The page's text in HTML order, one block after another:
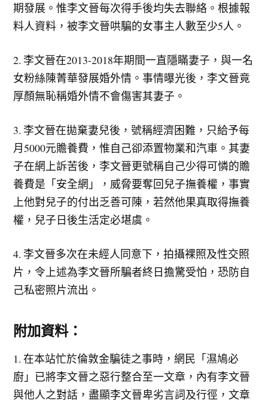
期發展。惟李文晉每次得手後均失去聯絡。根據報
料人資料，被李文晉哄騙的女事主人數至少5人。
2. 李文晉在2013-2018年期間一直隱瞞妻子，與一名
女粉絲陳菁華發展婚外情。事情曝光後，李文晉竟
厚顏無恥稱婚外情不會傷害其妻子。
3. 李文晉在拋棄妻兒後，號稱經濟困難，只給予每
月5000元贍養費，惟自己卻添置物業和汽車。其妻
子在網上訴苦後，李文晉更號稱自己少得可憐的贍
養費是「安全網」，威脅要奪回兒子撫養權，事實
上他對兒子的付出乏善可陳，若然他果真取得撫養
權，兒子日後生活定必堪虞。
4. 李文晉多次在未經人同意下，拍攝裸照及性交照
片，令上述為李文晉所騙者終日擔驚受怕，恐防自
己私密照片流出。
附加資料：
1. 在本站忙於倫敦金騙徒之事時，網民「濕鳩必
廚」已將李文晉之惡行整合至一文章，內有李文晉
與他人之對話，盡顯李文晉卑劣言詞及行徑，文章